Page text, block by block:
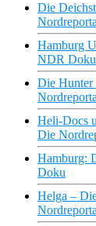
Die
Hamburg
NDR Doku
Die Hunter
Heli-Docs
Die
Hamburg:
Doku
Helga –